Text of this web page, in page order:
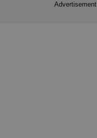
Advertisement